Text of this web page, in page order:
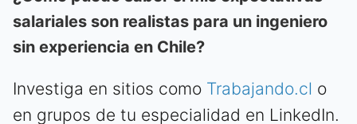
salariales son realistas para un ingeniero
sin experiencia en Chile?
Investiga en sitios como Trabajando.cl o
en grupos de tu especialidad en LinkedIn.